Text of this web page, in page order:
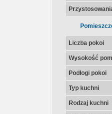
Liczba pokoi
Wysokość
Podłogi pokoi
Typ kuchni
Rodzaj kuchni